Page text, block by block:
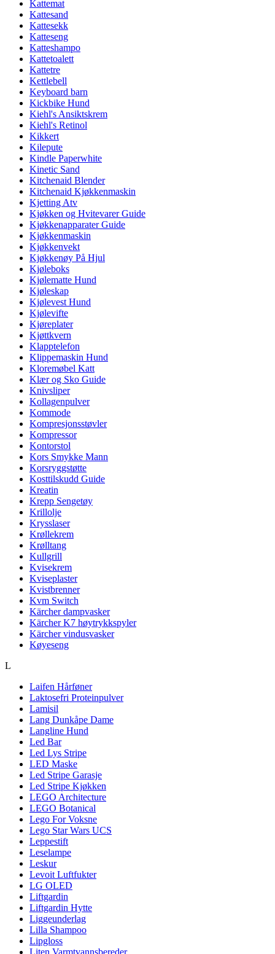
Kattemat
Kattesand
Kattesekk
Katteseng
Katteshampo
Kattetoalett
Kattetre
Kettlebell
Keyboard barn
Kickbike Hund
Kiehl's Ansiktskrem
Kiehl's Retinol
Kikkert
Kilepute
Kindle Paperwhite
Kinetic Sand
Kitchenaid Blender
Kitchenaid Kjøkkenmaskin
Kjetting Atv
Kjøkken og Hvitevarer Guide
Kjøkkenapparater Guide
Kjøkkenmaskin
Kjøkkenvekt
Kjøkkenøy På Hjul
Kjøleboks
Kjølematte Hund
Kjøleskap
Kjølevest Hund
Kjølevifte
Kjøreplater
Kjøttkvern
Klapptelefon
Klippemaskin Hund
Kloremøbel Katt
Klær og Sko Guide
Knivsliper
Kollagenpulver
Kommode
Kompresjonsstøvler
Kompressor
Kontorstol
Kors Smykke Mann
Korsryggstøtte
Kosttilskudd Guide
Kreatin
Krepp Sengetøy
Krillolje
Krysslaser
Krøllekrem
Krølltang
Kullgrill
Kvisekrem
Kviseplaster
Kvistbrenner
Kvm Switch
Kärcher dampvasker
Kärcher K7 høytrykkspyler
Kärcher vindusvasker
Køyeseng
L
Laifen Hårføner
Laktosefri Proteinpulver
Lamisil
Lang Dunkåpe Dame
Langline Hund
Led Bar
Led Lys Stripe
LED Maske
Led Stripe Garasje
Led Stripe Kjøkken
LEGO Architecture
LEGO Botanical
Lego For Voksne
Lego Star Wars UCS
Leppestift
Leselampe
Leskur
Levoit Luftfukter
LG OLED
Liftgardin
Liftgardin Hytte
Liggeunderlag
Lilla Shampoo
Lipgloss
Liten Varmtvannsbereder